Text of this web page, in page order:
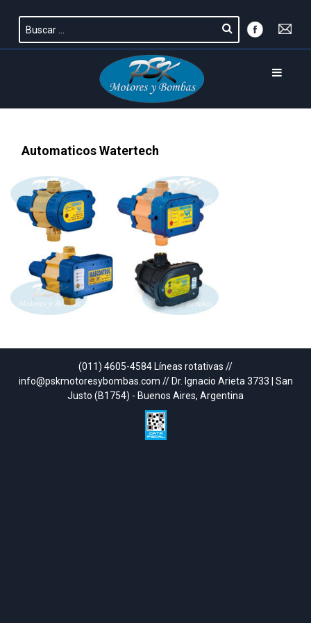
Automaticos Watertech
(011) 4605-4584 Líneas rotativas //
info@pskmotoresybombas.com // Dr. Ignacio Arieta 3733 | San
Justo (B1754) - Buenos Aires, Argentina